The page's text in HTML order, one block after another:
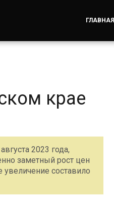
ГЛАВНАЯ
крае
2023 года,
заметный рост цен
составило